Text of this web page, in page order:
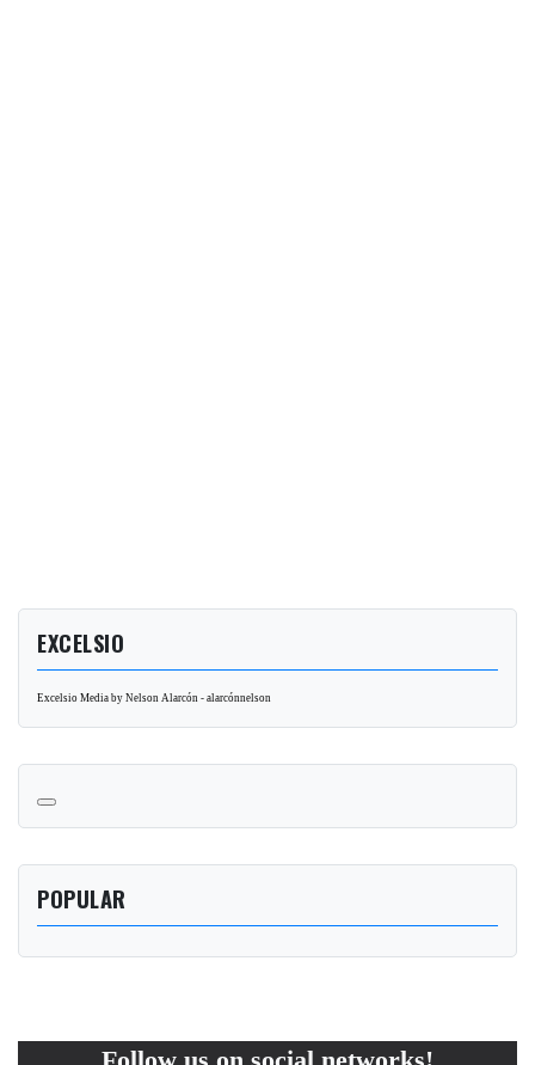
EXCELSIO
Excelsio Media by Nelson Alarcón - alarcónnelson
POPULAR